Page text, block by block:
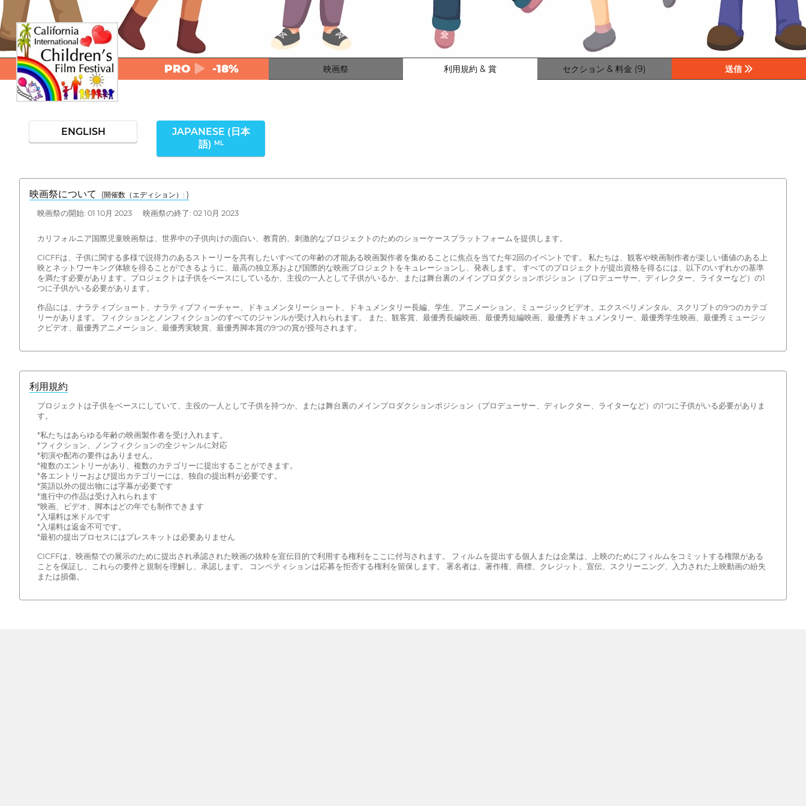
PRO -18% 映画祭 利用規約 & 賞 セクション & 料金 (9) 送信
ENGLISH
JAPANESE (日本
語) ML
映画祭について (開催数（エディション）: )
映画祭の開始: 01 10月 2023 映画祭の終了: 02 10月 2023
カリフォルニア国際児童映画祭は、世界中の子供向けの面白い、教育的、刺激的なプロジェクトのためのショーケースプラットフォームを提供します。
CICFFは、子供に関する多様で説得力のあるストーリーを共有したいすべての年齢の才能ある映画製作者を集めることに焦点を当てた年2回のイベントです。 私たちは、観客や映画制作者が楽しい価値のある上
映とネットワーキング体験を得ることができるように、最高の独立系および国際的な映画プロジェクトをキュレーションし、発表します。 すべてのプロジェクトが提出資格を得るには、以下のいずれかの基準
を満たす必要があります。プロジェクトは子供をベースにしているか、主役の一人として子供がいるか、または舞台裏のメインプロダクションポジション（プロデューサー、ディレクター、ライターなど）の1
つに子供がいる必要があります。
作品には、ナラティブショート、ナラティブフィーチャー、ドキュメンタリーショート、ドキュメンタリー長編、学生、アニメーション、ミュージックビデオ、エクスペリメンタル、スクリプトの9つのカテゴ
リーがあります。 フィクションとノンフィクションのすべてのジャンルが受け入れられます。 また、観客賞、最優秀長編映画、最優秀短編映画、最優秀ドキュメンタリー、最優秀学生映画、最優秀ミュージッ
クビデオ、最優秀アニメーション、最優秀実験賞、最優秀脚本賞の9つの賞が授与されます。
利用規約
プロジェクトは子供をベースにしていて、主役の一人として子供を持つか、または舞台裏のメインプロダクションポジション（プロデューサー、ディレクター、ライターなど）の1つに子供がいる必要がありま
す。
*私たちはあらゆる年齢の映画製作者を受け入れます。
*フィクション、ノンフィクションの全ジャンルに対応
*初演や配布の要件はありません。
*複数のエントリーがあり、複数のカテゴリーに提出することができます。
*各エントリーおよび提出カテゴリーには、独自の提出料が必要です。
*英語以外の提出物には字幕が必要です
*進行中の作品は受け入れられます
*映画、ビデオ、脚本はどの年でも制作できます
*入場料は米ドルです
*入場料は返金不可です。
*最初の提出プロセスにはプレスキットは必要ありません
CICFFは、映画祭での展示のために提出され承認された映画の抜粋を宣伝目的で利用する権利をここに付与されます。 フィルムを提出する個人または企業は、上映のためにフィルムをコミットする権限がある
ことを保証し、これらの要件と規制を理解し、承認します。 コンペティションは応募を拒否する権利を留保します。 署名者は、著作権、商標、クレジット、宣伝、スクリーニング、入力された上映動画の紛失
または損傷。